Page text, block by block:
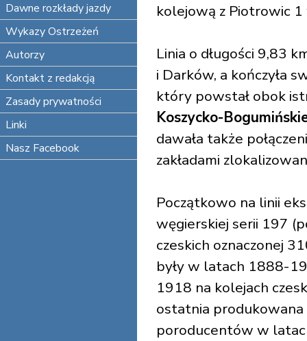
Dawne rozkłady jazdy
Wykazy Ostrzeżeń
Autorzy
Kontakt z redakcją
Zasady prywatności
Linki
Nasz Facebook
kolejową z Piotrowic
Linia o długości 9,83
i Darków, a kończyła
który powstał obok
Koszycko-
dawała także
zakładami
Początkowo na linii
węgierskiej serii 197
czeskich oznaczonej
były w latach 1888-
1918 na kolejach
ostatnia produkowana
poroducentów w